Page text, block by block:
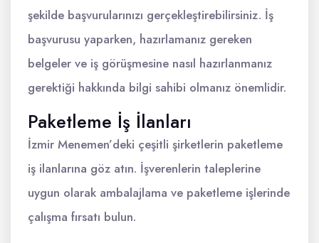
şekilde başvurularınızı gerçekleştirebilirsiniz. İş
başvurusu yaparken, hazırlamanız gereken
belgeler ve iş görüşmesine nasıl hazırlanmanız
gerektiği hakkında bilgi sahibi olmanız önemlidir.
Paketleme İş İlanları
İzmir Menemen’deki çeşitli şirketlerin paketleme
iş ilanlarına göz atın. İşverenlerin taleplerine
uygun olarak ambalajlama ve paketleme işlerinde
çalışma fırsatı bulun.